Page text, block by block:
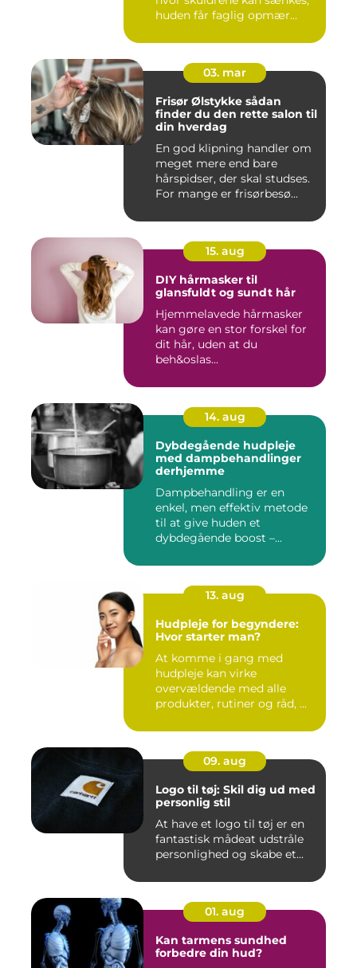
huden får faglig opmær...
03. mar
Frisør Ølstykke sådan
finder du den rette salon til
din hverdag
En god klipning handler om
meget mere end bare
hårspidser, der skal studses.
For mange er frisørbesø...
15. aug
DIY hårmasker til
glansfuldt og sundt hår
Hjemmelavede hårmasker
kan gøre en stor forskel for
dit hår, uden at du
beh&oslas...
14. aug
Dybdegående hudpleje
med dampbehandlinger
derhjemme
Dampbehandling er en
enkel, men effektiv metode
til at give huden et
dybdegående boost –...
13. aug
Hudpleje for begyndere:
Hvor starter man?
At komme i gang med
hudpleje kan virke
overvældende med alle
produkter, rutiner og råd, ...
09. aug
Logo til tøj: Skil dig ud med
personlig stil
At have et logo til tøj er en
fantastisk mådeat udstråle
personlighed og skabe et...
01. aug
Kan tarmens sundhed
forbedre din hud?